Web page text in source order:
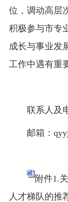
位，调动高层
积极参与市专
成长与事业发
工作中遇有重
联系人及
邮箱：
附件1.
人才梯队的推